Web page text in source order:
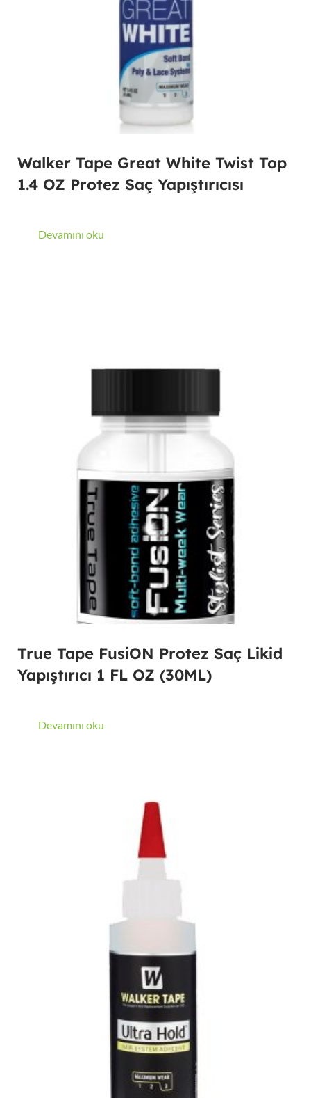
Walker Tape Great White Twist Top
1.4 OZ Protez Saç Yapıştırıcısı
Devamını oku
True Tape FusiON Protez Saç Likid
Yapıştırıcı 1 FL OZ (30ML)
Devamını oku